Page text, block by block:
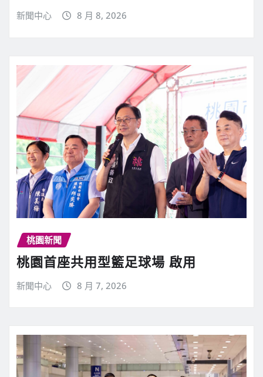
新聞中心 8 月 8, 2026
桃園新聞
桃園首座共用型籃足球場 啟用
新聞中心 8 月 7, 2026